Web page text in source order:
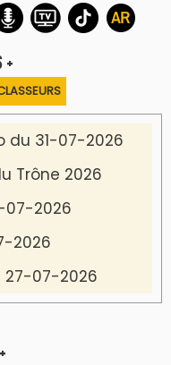
+
du 31-07-2026
Trône 2026
07-2026
2026
27-07-2026